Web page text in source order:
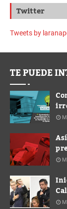
Twitter
Tweets by
TE PUEDE